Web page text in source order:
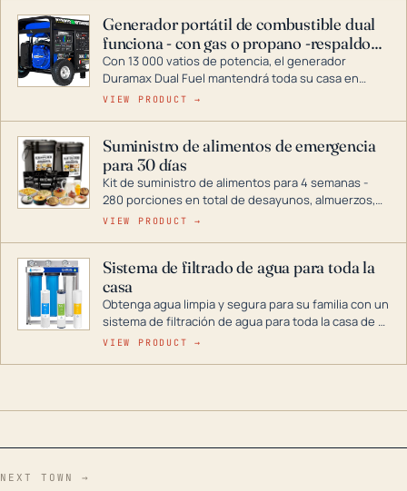
Generador portátil de combustible dual
funciona - con gas o propano -respaldo
para el hogar
Con 13 000 vatios de potencia, el generador
Duramax Dual Fuel mantendrá toda su casa en
funcionamiento durante una tormenta o un corte
combustible dual, con una gama completa que
abarca desde inversores digitales hasta
generadores que pueden alimentar toda su casa.
VIEW PRODUCT →
Suministro de alimentos de emergencia
para 30 días
Kit de suministro de alimentos para 4 semanas -
280 porciones en total de desayunos, almuerzos,
cenas y postres. Se puede almacenar durante
VIEW PRODUCT →
Sistema de filtrado de agua para toda la
casa
Obtenga agua limpia y segura para su familia con un
sistema de filtración de agua para toda la casa de 3
etapas. La tecnología avanzada de este filtro
en situaciones de emergencia.
VIEW PRODUCT →
NEXT TOWN →